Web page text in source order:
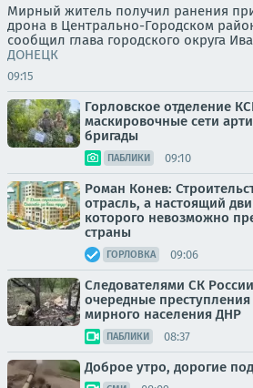
Мирный житель получил ранения
дрона в Центрально-Городском
сообщил глава городского округа
ДОНЕЦК
09:15
Горловское отделение
маскировочные сети
бригады
ПАБЛИКИ 09:10
Роман Конев:
отрасль, а настоящий
которого невозможно
страны
ГОРЛОВКА 09:06
Следователями СК
очередные
мирного населения ДНР
ПАБЛИКИ 08:37
Доброе утро, дорогие